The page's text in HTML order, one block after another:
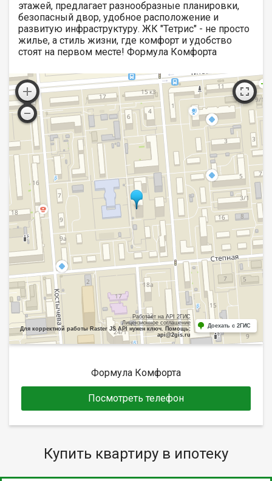
этажей, предлагает разнообразные планировки,
безопасный двор, удобное расположение и
развитую инфраструктуру. ЖК "Тетрис" - не просто
жилье, а стиль жизни, где комфорт и удобство
стоят на первом месте! Формула Комфорта
Работает на API 2ГИС
Лицензионное соглашение
Для корректной работы Raster JS API нужен ключ. Помощь:
api@2gis.ru
Доехать с 2ГИС
Формула Комфорта
Посмотреть телефон
Купить квартиру в ипотеку